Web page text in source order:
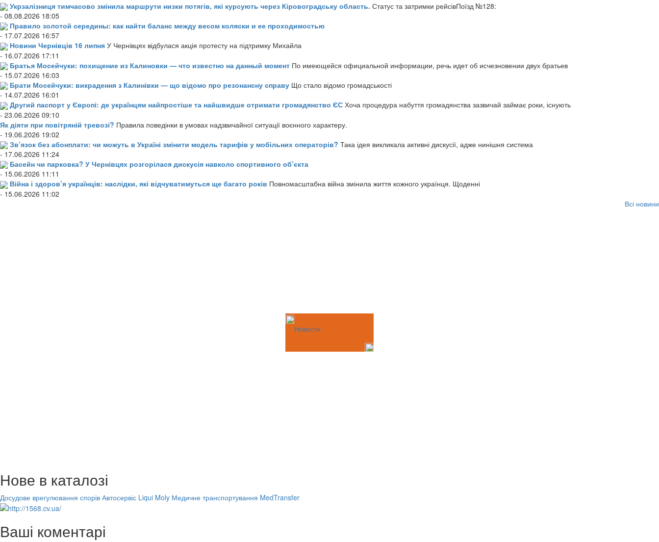
Укрзалізниця тимчасово змінила маршрути низки потягів, які курсують через Кіровоградську область. Статус та затримки рейсівПоїзд №128:
- 08.08.2026 18:05
Правило золотой середины: как найти баланс между весом коляски и ее проходимостью
- 17.07.2026 16:57
Новини Чернівців 16 липня У Чернівцях відбулася акція протесту на підтримку Михайла
- 16.07.2026 17:11
Братья Мосейчуки: похищение из Калиновки — что известно на данный момент По имеющейся официальной информации, речь идет об исчезновении двух братьев
- 15.07.2026 16:03
Брати Мосейчуки: викрадення з Калинівки — що відомо про резонансну справу Що стало відомо громадськості
- 14.07.2026 16:01
Другий паспорт у Європі: де українцям найпростіше та найшвидше отримати громадянство ЄС Хоча процедура набуття громадянства зазвичай займає роки, існують
- 23.06.2026 09:10
Як діяти при повітряній тревозі? Правила поведінки в умовах надзвичайної ситуації воєнного характеру.
- 19.06.2026 19:02
Зв’язок без абонплати: чи можуть в Україні змінити модель тарифів у мобільних операторів? Така ідея викликала активні дискусії, адже нинішня система
- 17.06.2026 11:24
Басейн чи парковка? У Чернівцях розгорілася дискусія навколо спортивного об’єкта
- 15.06.2026 11:11
Війна і здоров’я українців: наслідки, які відчуватимуться ще багато років Повномасштабна війна змінила життя кожного українця. Щоденні
- 15.06.2026 11:02
Всі новини
Новости
Нове в каталозі
Досудове врегулювання спорів Автосервіс Liqui Moly Медичне транспортування MedTransfer
Ваші коментарі